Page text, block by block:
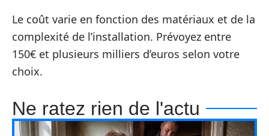
Le coût varie en fonction des matériaux et de la
complexité de l’installation. Prévoyez entre
150€ et plusieurs milliers d’euros selon votre
choix.
Ne ratez rien de l'actu